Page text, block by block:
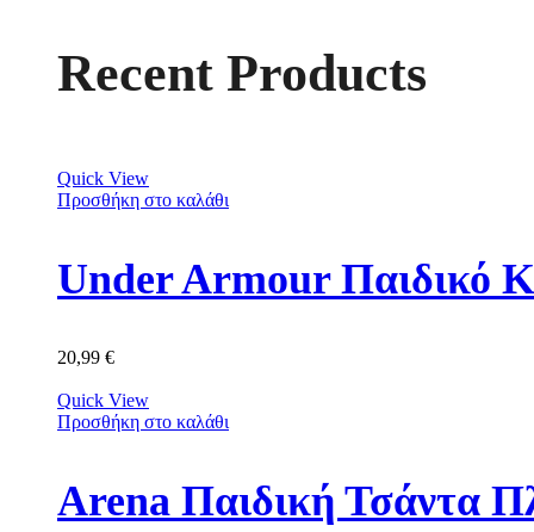
Recent Products
Quick View
Προσθήκη στο καλάθι
Under Armour Παιδικό
20,99 €
Quick View
Προσθήκη στο καλάθι
Arena Παιδική Τσάντα